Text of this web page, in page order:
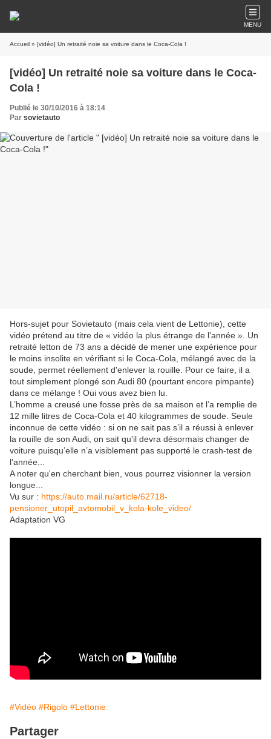
MENU
Accueil » [vidéo] Un retraité noie sa voiture dans le Coca-Cola !
[vidéo] Un retraité noie sa voiture dans le Coca-
Cola !
Publié le 30/10/2016 à 18:14
Par sovietauto
Hors-sujet pour Sovietauto (mais cela vient de Lettonie), cette
vidéo prétend au titre de « vidéo la plus étrange de l’année ». Un
retraité letton de 73 ans a décidé de mener une expérience pour
le moins insolite en vérifiant si le Coca-Cola, mélangé avec de la
soude, permet réellement d'enlever la rouille. Pour ce faire, il a
tout simplement plongé son Audi 80 (pourtant encore pimpante)
dans ce mélange ! Oui vous avez bien lu.
L’homme a creusé une fosse près de sa maison et l’a remplie de
12 mille litres de Coca-Cola et 40 kilogrammes de soude. Seule
inconnue de cette vidéo : si on ne sait pas s’il a réussi à enlever
la rouille de son Audi, on sait qu'il devra désormais changer de
voiture puisqu’elle n’a visiblement pas supporté le crash-test de
l’année...
A noter qu'en cherchant bien, vous pourrez visionner la version
longue...
Vu sur : https://auto.mail.ru/article/62718-
pensioner_utopil_avtomobil_v_kola-kole_video/
Adaptation VG
#Vidéo #Rigolo #Lettonie
Partager